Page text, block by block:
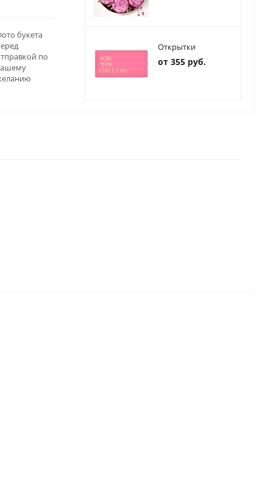
букета
по
Открытки
от 355 руб.